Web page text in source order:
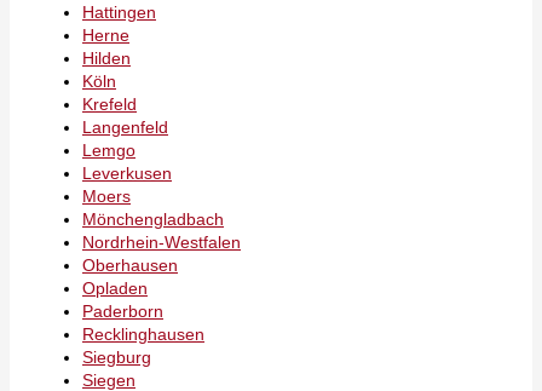
Hattingen
Herne
Hilden
Köln
Krefeld
Langenfeld
Lemgo
Leverkusen
Moers
Mönchengladbach
Nordrhein-Westfalen
Oberhausen
Opladen
Paderborn
Recklinghausen
Siegburg
Siegen